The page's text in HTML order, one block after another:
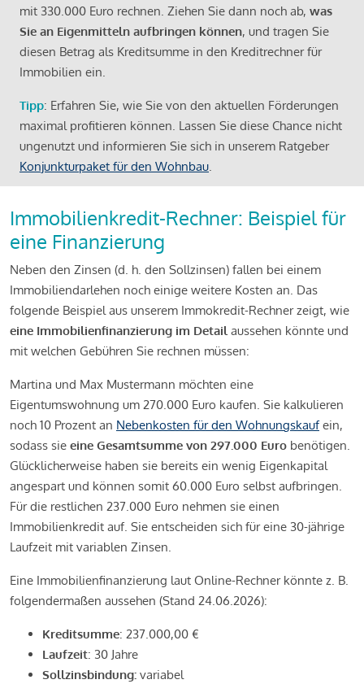
mit 330.000 Euro rechnen. Ziehen Sie dann noch ab, was
Sie an Eigenmitteln aufbringen können, und tragen Sie
diesen Betrag als Kreditsumme in den Kreditrechner für
Immobilien ein.
Tipp: Erfahren Sie, wie Sie von den aktuellen Förderungen
maximal profitieren können. Lassen Sie diese Chance nicht
ungenutzt und informieren Sie sich in unserem Ratgeber
Konjunkturpaket für den Wohnbau.
Immobilienkredit-Rechner: Beispiel für
eine Finanzierung
Neben den Zinsen (d. h. den Sollzinsen) fallen bei einem
Immobiliendarlehen noch einige weitere Kosten an. Das
folgende Beispiel aus unserem Immokredit-Rechner zeigt, wie
eine Immobilienfinanzierung im Detail aussehen könnte und
mit welchen Gebühren Sie rechnen müssen:
Martina und Max Mustermann möchten eine
Eigentumswohnung um 270.000 Euro kaufen. Sie kalkulieren
noch 10 Prozent an Nebenkosten für den Wohnungskaufein,
sodass sie eine Gesamtsumme von 297.000 Euro benötigen.
Glücklicherweise haben sie bereits ein wenig Eigenkapital
angespart und können somit 60.000 Euro selbst aufbringen.
Für die restlichen 237.000 Euro nehmen sie einen
Immobilienkredit auf. Sie entscheiden sich für eine 30-jährige
Laufzeit mit variablen Zinsen.
Eine Immobilienfinanzierung laut Online-Rechner könnte z. B.
folgendermaßen aussehen (Stand 24.06.2026):
Kreditsumme: 237.000,00 €
Laufzeit: 30 Jahre
Sollzinsbindung: variabel